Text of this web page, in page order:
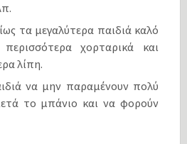
τα μεγαλύτερα παιδιά καλό
χορταρικά και
λίπη.
να μην παραμένουν πολύ
το μπάνιο και να φορούν